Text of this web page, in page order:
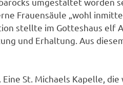
Frauensäule „wohl
stellte im Gotteshaus elf
und Erhaltung. Aus
St. Michaels Kapelle, die